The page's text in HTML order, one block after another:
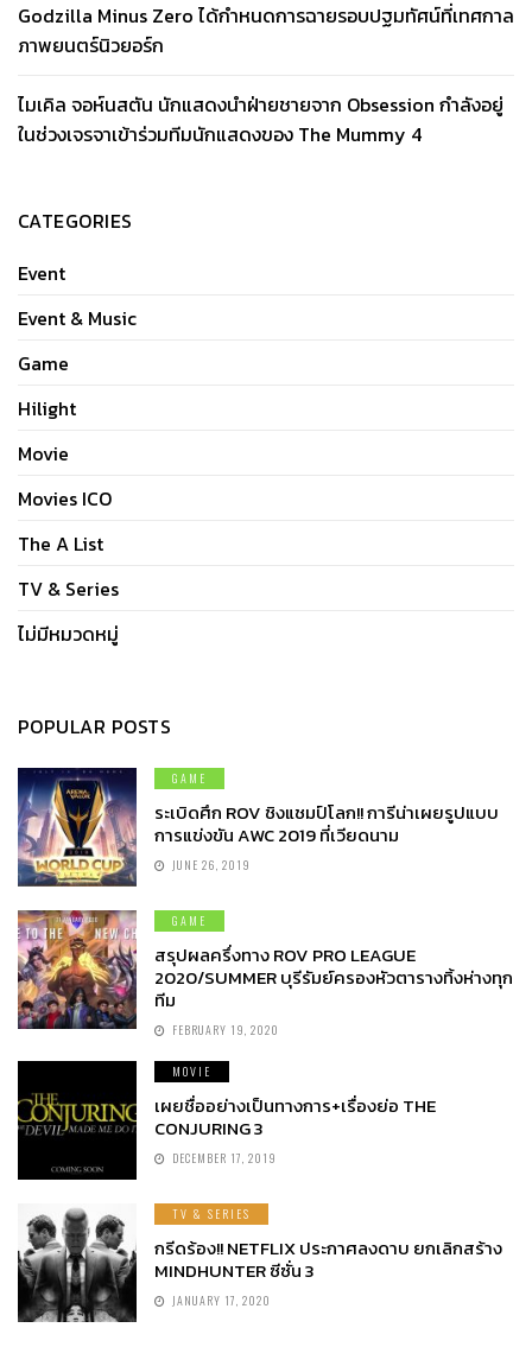
Godzilla Minus Zero ได้กำหนดการฉายรอบปฐมทัศน์ที่เทศกาล
ภาพยนตร์นิวยอร์ก
ไมเคิล จอห์นสตัน นักแสดงนำฝ่ายชายจาก Obsession กำลังอยู่
ในช่วงเจรจาเข้าร่วมทีมนักแสดงของ The Mummy 4
CATEGORIES
Event
Event & Music
Game
Hilight
Movie
Movies ICO
The A List
TV & Series
ไม่มีหมวดหมู่
POPULAR POSTS
GAME
ระเบิดศึก ROV ชิงแชมป์โลก!! การีน่าเผยรูปแบบ
การแข่งขัน AWC 2019 ที่เวียดนาม
JUNE 26, 2019
GAME
สรุปผลครึ่งทาง ROV PRO LEAGUE
2020/SUMMER บุรีรัมย์ครองหัวตารางทิ้งห่างทุก
ทีม
FEBRUARY 19, 2020
MOVIE
เผยชื่ออย่างเป็นทางการ+เรื่องย่อ THE
CONJURING 3
DECEMBER 17, 2019
TV & SERIES
กรีดร้อง!! NETFLIX ประกาศลงดาบ ยกเลิกสร้าง
MINDHUNTER ซีซั่น 3
JANUARY 17, 2020